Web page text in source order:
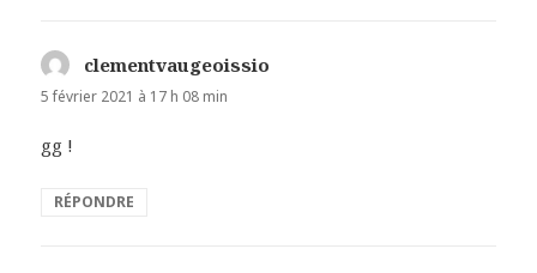
clementvaugeoissio
5 février 2021 à 17 h 08 min
gg !
RÉPONDRE